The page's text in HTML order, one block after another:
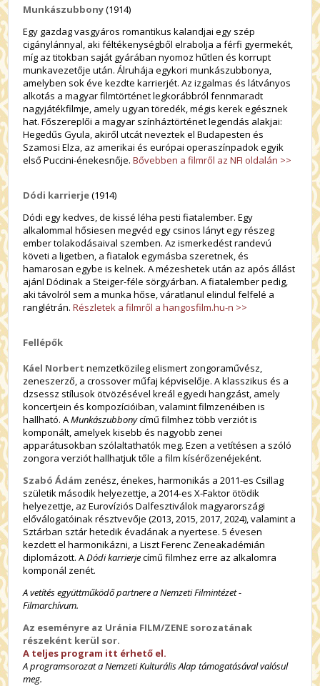
Munkászubbony(1914)
Egy gazdag vasgyáros romantikus kalandjai egy szép
cigánylánnyal, aki féltékenységből elrabolja a férfi gyermekét,
míg az titokban saját gyárában nyomoz hűtlen és korrupt
munkavezetője után. Álruhája egykori munkászubbonya,
amelyben sok éve kezdte karrierjét. Az izgalmas és látványos
alkotás a magyar filmtörténet legkorábbról fennmaradt
nagyjátékfilmje, amely ugyan töredék, mégis kerek egésznek
hat. Főszereplői a magyar színháztörténet legendás alakjai:
Hegedűs Gyula, akiről utcát neveztek el Budapesten és
Szamosi Elza, az amerikai és európai operaszínpadok egyik
első Puccini-énekesnője.Bővebben a filmről az NFI oldalán >>
Dódi karrierje(1914)
Dódi egy kedves, de kissé léha pesti fiatalember. Egy
alkalommal hősiesen megvéd egy csinos lányt egy részeg
ember tolakodásaival szemben. Az ismerkedést randevú
követi a ligetben, a fiatalok egymásba szeretnek, és
hamarosan egybe is kelnek. A mézeshetek után az após állást
ajánl Dódinak a Steiger-féle sörgyárban. A fiatalember pedig,
aki távolról sem a munka hőse, váratlanul elindul felfelé a
ranglétrán.Részletek a filmről a hangosfilm.hu-n >>
Fellépők
Káel Norbert nemzetközileg elismert zongoraművész,
zeneszerző, a crossover műfaj képviselője. A klasszikus és a
dzsessz stílusok ötvözésével kreál egyedi hangzást, amely
koncertjein és kompozícióiban, valamint filmzenéiben is
hallható. AMunkászubbonycímű filmhez több verziót is
komponált, amelyek kisebb és nagyobb zenei
apparátusokban szólaltathatók meg. Ezen a vetítésen a szóló
zongora verziót hallhatjuk tőle a film kísérőzenéjeként.
Szabó Ádám zenész, énekes, harmonikás a 2011-es Csillag
születik második helyezettje, a 2014-es X-Faktor ötödik
helyezettje, az Eurovíziós Dalfesztiválok magyarországi
előválogatóinak résztvevője (2013, 2015, 2017, 2024), valamint a
Sztárban sztár hetedik évadának a nyertese. 5 évesen
kezdett el harmonikázni, a Liszt Ferenc Zeneakadémián
diplomázott. ADódi karrierjecímű filmhez erre az alkalomra
komponál zenét.
A vetítés együttműködő partnere a Nemzeti Filmintézet -
Filmarchívum.
Az eseményre az Uránia FILM/ZENE sorozatának
részeként kerül sor.
A teljes program itt érhető el.
A programsorozat a Nemzeti Kulturális Alap támogatásával valósul
meg.